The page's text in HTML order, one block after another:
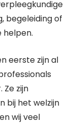
begeleiding of
helpen.
eerste zijn al
zijn
bij het welzijn
wij veel